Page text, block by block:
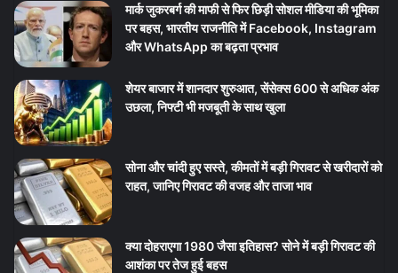
मार्क जुकरबर्ग की माफी से फिर छिड़ी सोशल मीडिया की भूमिका
पर बहस, भारतीय राजनीति में Facebook, Instagram
और WhatsApp का बढ़ता प्रभाव
शेयर बाजार में शानदार शुरुआत, सेंसेक्स 600 से अधिक अंक
उछला, निफ्टी भी मजबूती के साथ खुला
सोना और चांदी हुए सस्ते, कीमतों में बड़ी गिरावट से खरीदारों को
राहत, जानिए गिरावट की वजह और ताजा भाव
क्या दोहराएगा 1980 जैसा इतिहास? सोने में बड़ी गिरावट की
आशंका पर तेज हुई बहस